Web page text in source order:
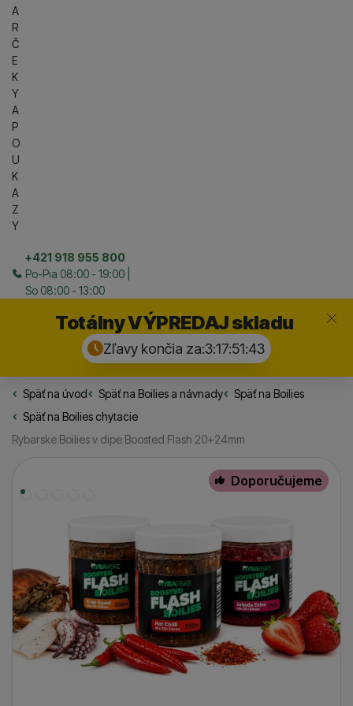
A
R
Č
E
K
Y
A
P
O
U
K
A
Z
Y
+421 918 955 800
Po-Pia 08:00 - 19:00 |
So 08:00 - 13:00
Totálny VÝPREDAJ skladu
Zľavy končia za:3:17:51:41
Zavrieť
Späť na úvodRybarske.sk
Späť na Boilies a návnady Späť na Boilies
Späť na Boilies chytacie
Rybarske Boilies v dipe Boosted Flash 20+24mm
Doporučujeme